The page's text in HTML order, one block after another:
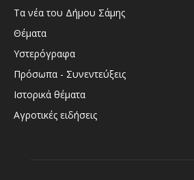
Τα νέα του Δήμου Σάμης
Θέματα
Υστερόγραφα
Πρόσωπα - Συνεντεύξεις
Ιστορικά θέματα
Αγροτικές ειδήσεις